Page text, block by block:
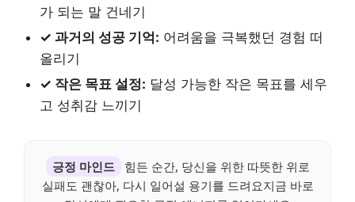
가 되는 말 건네기
✓ 과거의 성공 기억: 어려움을 극복했던 경험 떠
올리기
✓ 작은 목표 설정: 달성 가능한 작은 목표를 세우
고 성취감 느끼기
긍정 마인드
힘든 순간, 당신을 위한 따뜻한 위로
실패도 괜찮아, 다시 일어설 용기를 드려요지금 바로